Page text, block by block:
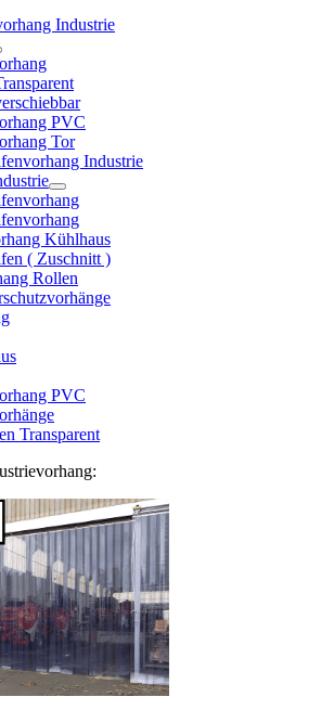
Industrie
PVC
Tor
Industrie
Kühlhaus
( Zuschnitt )
Rollen
PVC
Transparent